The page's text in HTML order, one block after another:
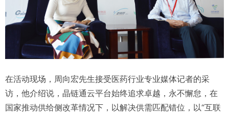
在活动现场，周向宏先生接受医药行业专业媒体记者的采
访，他介绍说，晶链通云平台始终追求卓越，永不懈怠，在
国家推动供给侧改革情况下，以解决供需匹配错位，以“互联